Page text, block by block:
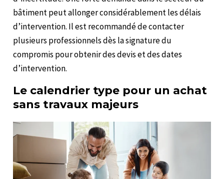
bâtiment peut allonger considérablement les délais
d’intervention. Il est recommandé de contacter
plusieurs professionnels dès la signature du
compromis pour obtenir des devis et des dates
d’intervention.
Le calendrier type pour un achat
sans travaux majeurs